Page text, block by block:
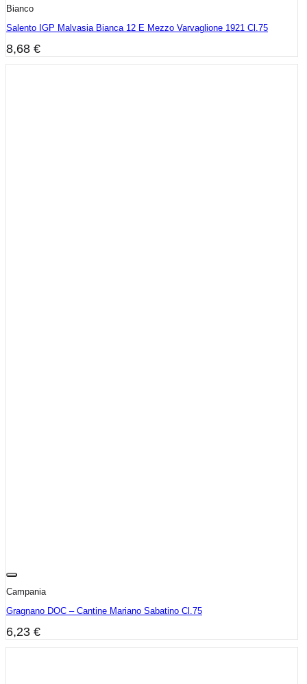
Bianco
Salento IGP Malvasia Bianca 12 E Mezzo Varvaglione 1921 Cl.75
8,68 €
Campania
Gragnano DOC – Cantine Mariano Sabatino Cl.75
6,23 €